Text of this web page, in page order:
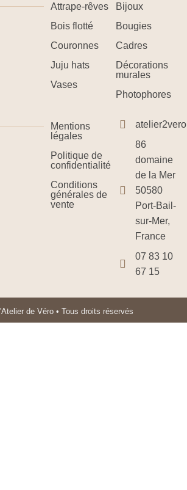
Attrape-rêves
Bois flotté
Couronnes
Juju hats
Vases
Bijoux
Bougies
Cadres
Décorations
murales
Photophores
Mentions
légales
Politique de
confidentialité
Conditions
générales de
vente
86
domaine
de la Mer
50580
Port-Bail-
sur-Mer,
France
07 83 10
67 15
de Véro • Tous droits réservés